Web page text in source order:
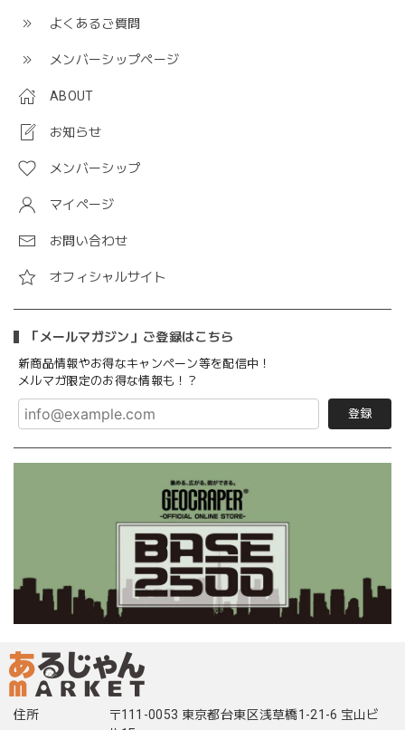
よくあるご質問
メンバーシップページ
ABOUT
お知らせ
メンバーシップ
マイページ
お問い合わせ
オフィシャルサイト
「メールマガジン」ご登録はこちら
新商品情報やお得なキャンペーン等を配信中！
メルマガ限定のお得な情報も！？
登録
住所
〒111-0053 東京都台東区浅草橋1-21-6 宝山ビ